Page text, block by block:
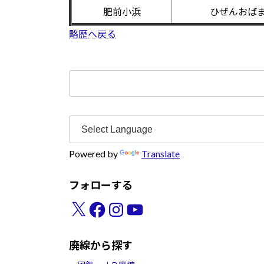
肥前小浜
ひぜんおば
略歴へ戻る
Powered by Translate
フォローする
X Facebook
InstagramYouTube
廃線から探す